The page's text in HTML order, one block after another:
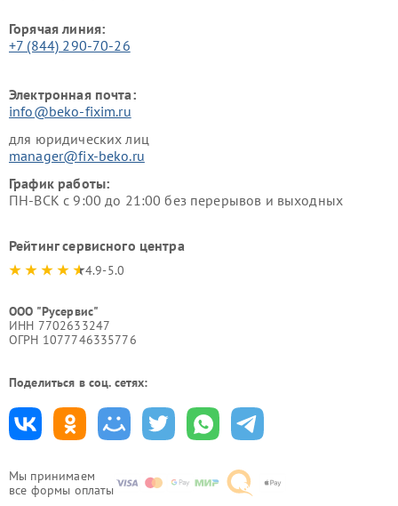
Мы принимаем
все формы оплаты
Горячая линия:
+7 (844) 290-70-26
Электронная почта:
info@beko-fixim.ru
для юридических лиц
manager@fix-beko.ru
График работы:
ПН-ВСК с 9:00 до 21:00 без перерывов и выходных
Рейтинг сервисного центра
4.9-5.0
ООО "Русервис"
ИНН 7702633247
ОГРН 1077746335776
Поделиться в соц. сетях: